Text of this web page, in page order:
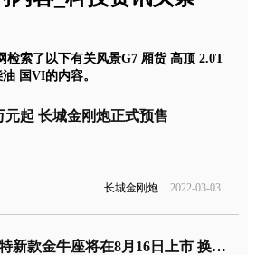
检索了以下有关风景G7 厢货 高顶 2.0T
国VI的内容。
元起 长城金刚炮正式预售
长城金刚炮 2022-03-03
福特新款金牛座将在8月16日上市 换装2.0T+8AT动力系统